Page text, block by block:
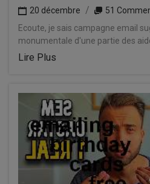
20 décembre
51
Ecoute, je sais campagne email
monumentale d'une partie des
Lire Plus